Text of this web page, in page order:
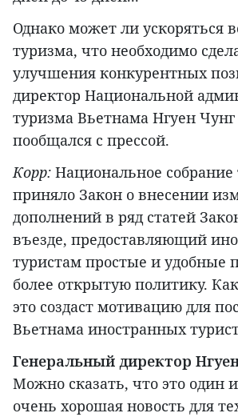
Однако может ли ускоряться
туризма, что необходимо
улучшения конкурентных
директор Национальной
туризма Вьетнама Нгуен
пообщался с прессой.
Корр: Национальное собрание
приняло Закон о внесении
дополнений в ряд статей
въезде, предоставляющий
туристам простые и удобные
более открытую политику.
это создаст мотивацию для
Вьетнама иностранных
Генеральный директор
Можно сказать, что это один
очень хорошая новость для